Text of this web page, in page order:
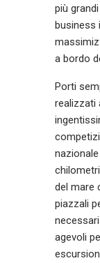
più
business
a bordo
Porti
realizzati
del mare
piazzali
agevoli